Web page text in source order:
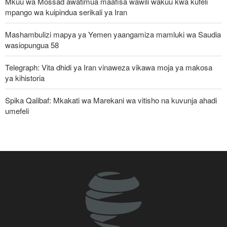
mpango wa kuipindua serikali ya Iran
Mashambulizi mapya ya Yemen yaangamiza mamluki wa Saudia
wasiopungua 58
Telegraph: Vita dhidi ya Iran vinaweza vikawa moja ya makosa
ya kihistoria
Spika Qalibaf: Mkakati wa Marekani wa vitisho na kuvunja ahadi
umefeli
mapigo kwa tishio lolote lile
Uturuki, Saudi Arabia na Pakistan zasaini mkataba wa pamoja wa
ulinzi huku nguvu ya Marekani ikipungua